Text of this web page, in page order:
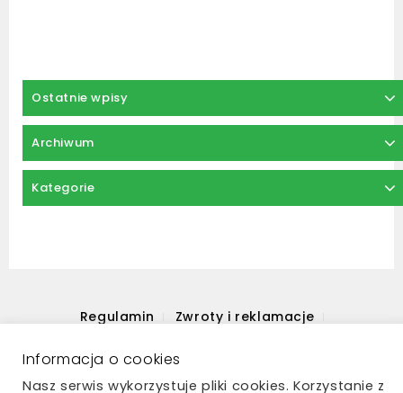
Ostatnie wpisy
Archiwum
Kategorie
Regulamin
Zwroty i reklamacje
Kontakt
Informacja o cookies
Nasz serwis wykorzystuje pliki cookies. Korzystanie z